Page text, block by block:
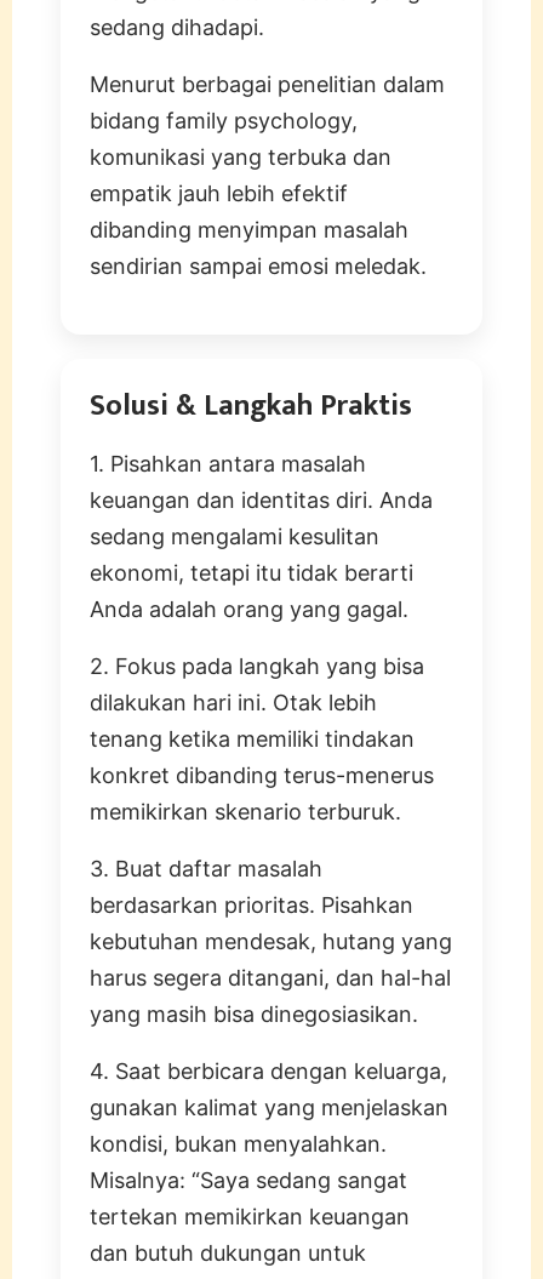
sedang dihadapi.
Menurut berbagai penelitian dalam
bidang family psychology,
komunikasi yang terbuka dan
empatik jauh lebih efektif
dibanding menyimpan masalah
sendirian sampai emosi meledak.
Solusi & Langkah Praktis
1. Pisahkan antara masalah
keuangan dan identitas diri. Anda
sedang mengalami kesulitan
ekonomi, tetapi itu tidak berarti
Anda adalah orang yang gagal.
2. Fokus pada langkah yang bisa
dilakukan hari ini. Otak lebih
tenang ketika memiliki tindakan
konkret dibanding terus-menerus
memikirkan skenario terburuk.
3. Buat daftar masalah
berdasarkan prioritas. Pisahkan
kebutuhan mendesak, hutang yang
harus segera ditangani, dan hal-hal
yang masih bisa dinegosiasikan.
4. Saat berbicara dengan keluarga,
gunakan kalimat yang menjelaskan
kondisi, bukan menyalahkan.
Misalnya: “Saya sedang sangat
tertekan memikirkan keuangan
dan butuh dukungan untuk